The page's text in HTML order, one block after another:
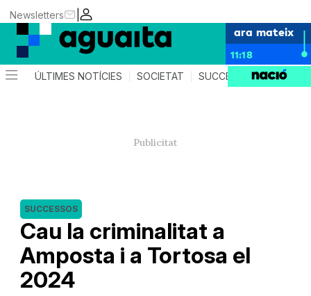
|
Newsletters
ara mateix
11:18
ÚLTIMES NOTÍCIES SOCIETAT SUCCESSOS AGENDA
Cau la criminalitat a
Amposta i a Tortosa el
2024
SUCCESSOS